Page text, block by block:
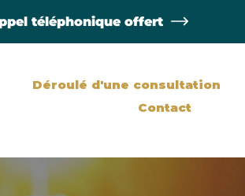
téléphonique offert
Déroulé d'une consultation
Contact